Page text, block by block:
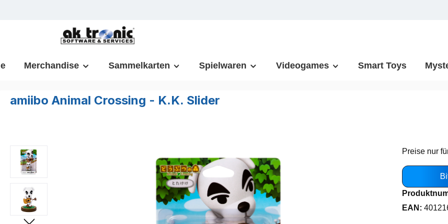
Merchandise Sammelkarten Spielwaren Videogames Smart Toys
amiibo Animal Crossing - K.K. Slider
Bildergalerie überspringen Preise nur
EAN: